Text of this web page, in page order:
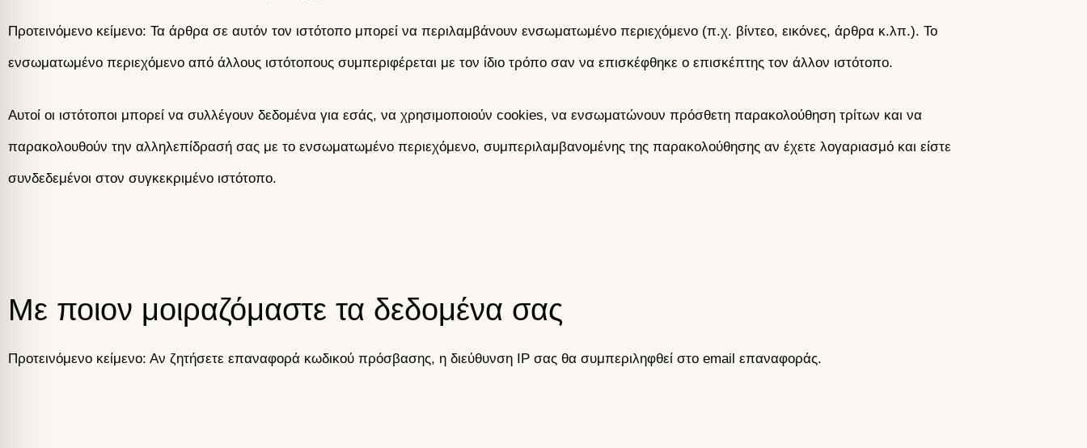
Προτεινόμενο κείμενο: Τα άρθρα σε αυτόν τον ιστότοπο μπορεί να περιλαμβάνουν ενσωματωμένο περιεχόμενο (π.χ. βίντεο, εικόνες, άρθρα κ.λπ.). Το
ενσωματωμένο περιεχόμενο από άλλους ιστότοπους συμπεριφέρεται με τον ίδιο τρόπο σαν να επισκέφθηκε ο επισκέπτης τον άλλον ιστότοπο.
Αυτοί οι ιστότοποι μπορεί να συλλέγουν δεδομένα για εσάς, να χρησιμοποιούν cookies, να ενσωματώνουν πρόσθετη παρακολούθηση τρίτων και να
παρακολουθούν την αλληλεπίδρασή σας με το ενσωματωμένο περιεχόμενο, συμπεριλαμβανομένης της παρακολούθησης αν έχετε λογαριασμό και είστε
συνδεδεμένοι στον συγκεκριμένο ιστότοπο.
Με ποιον μοιραζόμαστε τα δεδομένα σας
Προτεινόμενο κείμενο: Αν ζητήσετε επαναφορά κωδικού πρόσβασης, η διεύθυνση IP σας θα συμπεριληφθεί στο email επαναφοράς.